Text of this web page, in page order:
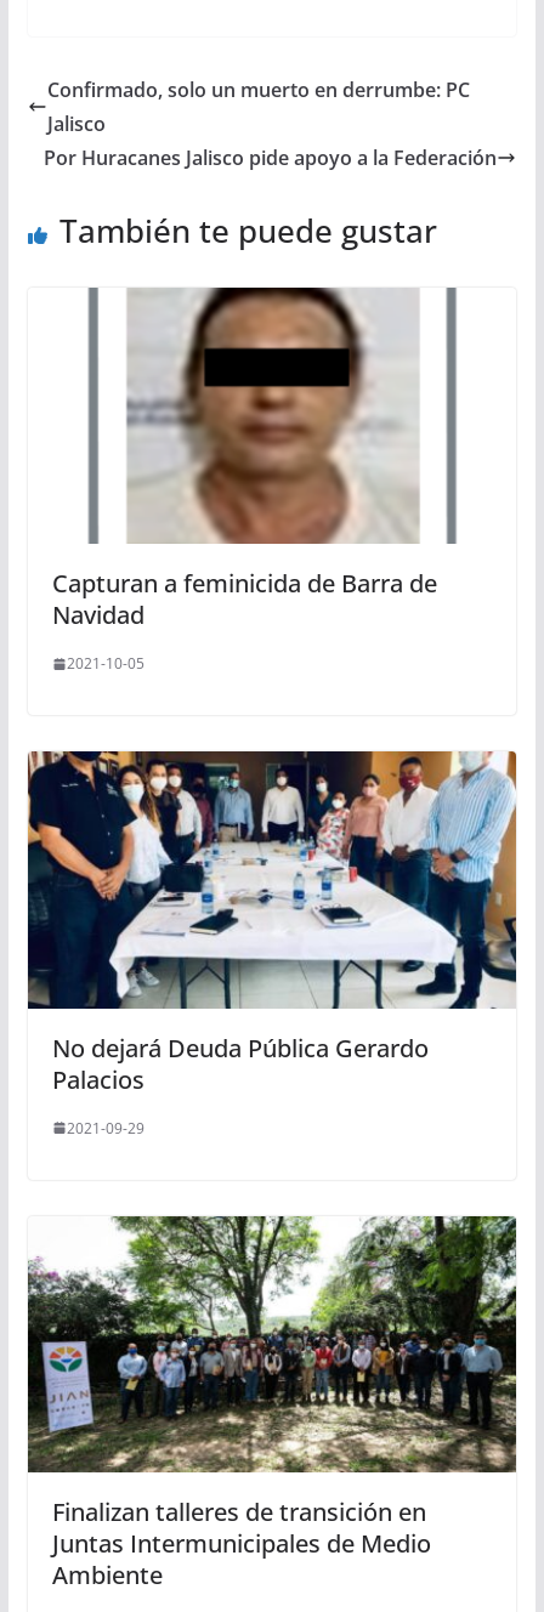
Confirmado, solo un muerto en derrumbe: PC
Jalisco
Por Huracanes Jalisco pide apoyo a la Federación
También te puede gustar
Capturan a feminicida de Barra de
Navidad
2021-10-05
No dejará Deuda Pública Gerardo
Palacios
2021-09-29
Finalizan talleres de transición en
Juntas Intermunicipales de Medio
Ambiente